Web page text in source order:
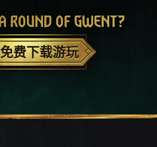
ROUND OF GWENT?
费下载游玩